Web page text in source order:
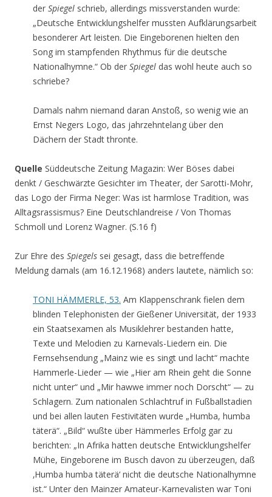
der Spiegel schrieb, allerdings missverstanden wurde:
„Deutsche Entwicklungshelfer mussten Aufklärungsarbeit
besonderer Art leisten. Die Eingeborenen hielten den
Song im stampfenden Rhythmus für die deutsche
Nationalhymne.“ Ob der Spiegel das wohl heute auch so
schriebe?
Damals nahm niemand daran Anstoß, so wenig wie an
Ernst Negers Logo, das jahrzehntelang über den
Dächern der Stadt thronte.
Quelle Süddeutsche Zeitung Magazin: Wer Böses dabei
denkt / Geschwärzte Gesichter im Theater, der Sarotti-Mohr,
das Logo der Firma Neger: Was ist harmlose Tradition, was
Alltagsrassismus? Eine Deutschlandreise / Von Thomas
Schmoll und Lorenz Wagner. (S.16 f)
Zur Ehre des Spiegels sei gesagt, dass die betreffende
Meldung damals (am 16.12.1968) anders lautete, nämlich so:
TONI HÄMMERLE, 53. Am Klappenschrank fielen dem
blinden Telephonisten der Gießener Universität, der 1933
ein Staatsexamen als Musiklehrer bestanden hatte,
Texte und Melodien zu Karnevals-Liedern ein. Die
Fernsehsendung „Mainz wie es singt und lacht“ machte
Hammerle-Lieder — wie „Hier am Rhein geht die Sonne
nicht unter“ und „Mir hawwe immer noch Dorscht“ — zu
Schlagern. Zum nationalen Schlachtruf in Fußballstadien
und bei allen lauten Festivitäten wurde „Humba, humba
täterä“. „Bild“ wußte über Hämmerles Erfolg gar zu
berichten: „In Afrika hatten deutsche Entwicklungshelfer
Mühe, Eingeborene im Busch davon zu überzeugen, daß
‚Humba humba täterä‘ nicht die deutsche Nationalhymne
ist.“ Unter den Mainzer Amateur-Karnevalisten war Toni